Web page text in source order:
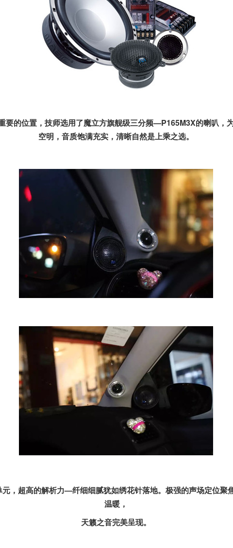
要的位置，技师选用了魔立方旗舰级三分频—P165M3X的喇叭，
空明，音质饱满充实，清晰自然是上乘之选。
，超高的解析力—纤细细腻犹如绣花针落地。 极强的声场定位聚
温暖，
天籁之音完美呈现。